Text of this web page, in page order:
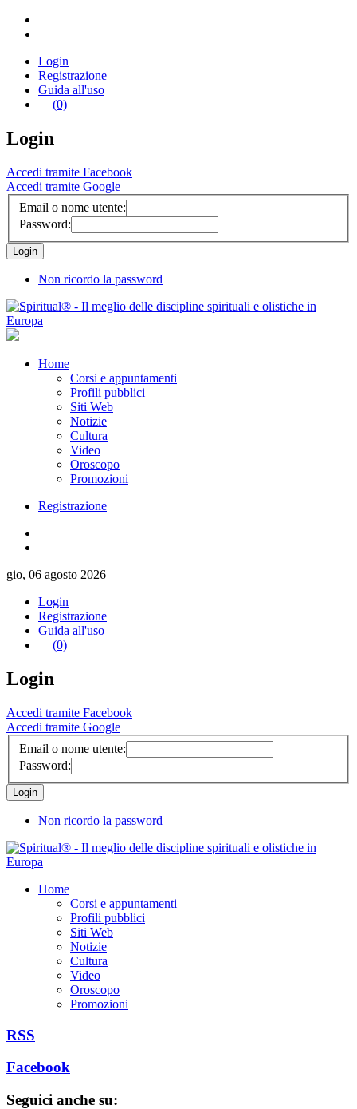
Login
Registrazione
Guida all'uso
(0)
Login
Accedi tramite Facebook
Accedi tramite Google
Email o nome utente:
Password:
Non ricordo la password
Home
Corsi e appuntamenti
Profili pubblici
Siti Web
Notizie
Cultura
Video
Oroscopo
Promozioni
Registrazione
gio, 06 agosto 2026
Login
Registrazione
Guida all'uso
(0)
Login
Accedi tramite Facebook
Accedi tramite Google
Email o nome utente:
Password:
Non ricordo la password
Home
Corsi e appuntamenti
Profili pubblici
Siti Web
Notizie
Cultura
Video
Oroscopo
Promozioni
RSS
Facebook
Seguici anche su: